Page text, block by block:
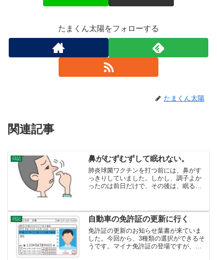
たまくん太陽をフォローする
たまくん太陽
関連記事
日記 鼻がむずむずして眠れない。
肺炎球菌ワクチンを打つ前には、鼻がす
っきりしていました。しかし、調子よか
ったのは前日だけで、その後は、眠る時
温が夜も25℃あります。暑いというよ
り、ちょうど良いです。...
日記 自動車の免許証の更新に行く
免許証の更新のお知らせ葉書が来ていま
した。今回から、3種類の選択ができるそ
うです。マイナ免許証の登場ですが、い